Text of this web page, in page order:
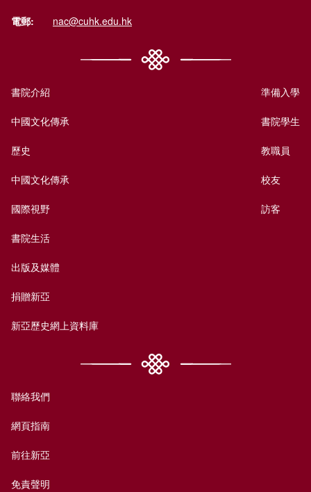
電郵: nac@cuhk.edu.hk
書院介紹
中國文化傳承
歷史
中國文化傳承
國際視野
書院生活
出版及媒體
捐贈新亞
新亞歷史網上資料庫
準備入學
書院學生
教職員
校友
訪客
聯絡我們
網頁指南
前往新亞
免責聲明